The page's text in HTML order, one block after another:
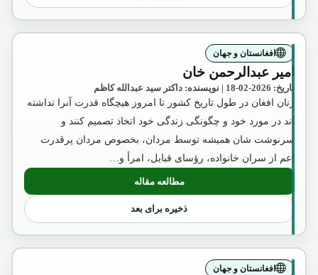
افغانستان و جهان
امیر عبدالرحمن خان
تاریخ: 2026-02-18 | نویسنده: داکتر سید عبدالله کاظم
زنان افغان در طول تاریخ کشور تا امروز هیچگاه قدرت آنرا نداشته
اند در مورد خود و چگونگی زندگی خود اتخاذ تصمیم کنند و
سرنوشت شان همیشه توسط مردان، بخصوص مردان پرقدرت
اعم از سران خانواده، رؤسای قبایل، امرأ و…
مطالعه مقاله: امیر عبدالرحمن خان
ذخیره برای بعد
افغانستان و جهان